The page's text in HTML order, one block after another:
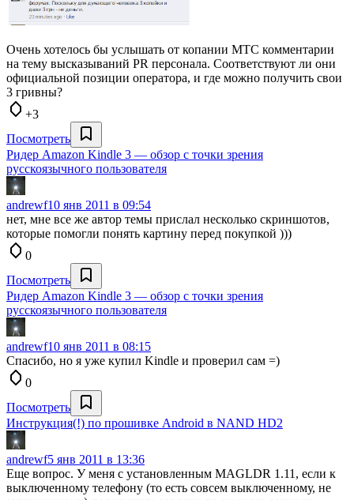
Очень хотелось бы услышать от копании МТС комментарии
на тему высказываний PR персонала. Соответствуют ли они
официальной позиции оператора, и где можно получить свои
3 гривны?
+3
Посмотреть
Ридер Amazon Kindle 3 — обзор с точки зрения
русскоязычного пользователя
andrewf10 янв 2011 в 09:54
нет, мне все же автор темы прислал несколько скриншотов,
которые помогли понять картину перед покупкой )))
0
Посмотреть
Ридер Amazon Kindle 3 — обзор с точки зрения
русскоязычного пользователя
andrewf10 янв 2011 в 08:15
Спасибо, но я уже купил Kindle и проверил сам =)
0
Посмотреть
Инструкция(!) по прошивке Android в NAND HD2
andrewf5 янв 2011 в 13:36
Еще вопрос. У меня с установленным MAGLDR 1.11, если к
выключенному телефону (то есть совсем выключенному, не